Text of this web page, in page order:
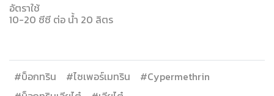
อัตราใช้
10-20 ซีซี ต่อ น้ำ 20 ลิตร
#บ็อกทริน #ไซเพอร์เมทริน
#Cypermethrin